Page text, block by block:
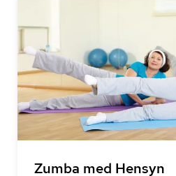
Zumba med Hensyn